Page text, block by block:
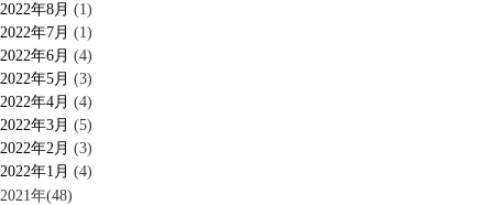
2022年8月 (1)
2022年7月 (1)
2022年6月 (4)
2022年5月 (3)
2022年4月 (4)
2022年3月 (5)
2022年2月 (3)
2022年1月 (4)
2021年(48)